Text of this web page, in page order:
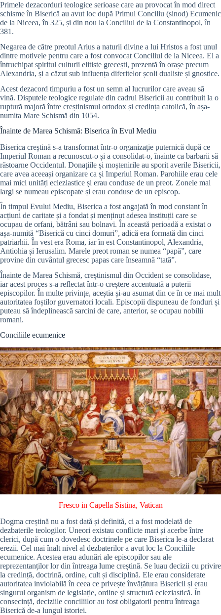
Primele dezacorduri teologice serioase care au provocat în mod direct
schisme în Biserică au avut loc după Primul Conciliu (sinod) Ecumenic
de la Niceea, în 325, și din nou la Conciliul de la Constantinopol, în
381.
Negarea de către preotul Arius a naturii divine a lui Hristos a fost unul
dintre motivele pentru care a fost convocat Conciliul de la Niceea. El a
întruchipat spiritul culturii elitiste grecești, prezentă în orașe precum
Alexandria, și a căzut sub influența diferitelor școli dualiste și gnostice.
Acest dezacord timpuriu a fost un semn al lucrurilor care aveau să
vină. Disputele teologice regulate din cadrul Bisericii au contribuit la o
ruptură majoră între creștinismul ortodox și credința catolică, în așa-
numita Mare Schismă din 1054.
Înainte de Marea Schismă: Biserica în Evul Mediu
Biserica creștină s-a transformat într-o organizație puternică după ce
Imperiul Roman a recunoscut-o și a consolidat-o, înainte ca barbarii să
răstoarne Occidentul. Donațiile și moștenirile au sporit averile Bisericii,
care avea aceeași organizare ca și Imperiul Roman. Parohiile erau cele
mai mici unități ecleziastice și erau conduse de un preot. Zonele mai
largi se numeau episcopate și erau conduse de un episcop.
În timpul Evului Mediu, Biserica a fost angajată în mod constant în
acțiuni de caritate și a fondat și menținut adesea instituții care se
ocupau de orfani, bătrâni sau bolnavi. În această perioadă a existat o
așa-numită “Biserică cu cinci domuri”, adică era formată din cinci
patriarhii. În vest era Roma, iar în est Constantinopol, Alexandria,
Antiohia și Ierusalim. Marele preot roman se numea “papă”, care
provine din cuvântul grecesc papas care înseamnă “tată”.
Înainte de Marea Schismă, creștinismul din Occident se consolidase,
iar acest proces s-a reflectat într-o creștere accentuată a puterii
episcopilor. În multe privințe, aceștia și-au asumat din ce în ce mai mult
autoritatea foștilor guvernatori locali. Episcopii dispuneau de fonduri și
puteau să îndeplinească sarcini de care, anterior, se ocupau nobilii
romani.
Conciliile ecumenice
Fresco in Capella Sistina, Vatican
Dogma creștină nu a fost dată și definită, ci a fost modelată de
dezbaterile teologilor. Uneori existau conflicte mari și acerbe între
clerici, după cum o dovedesc doctrinele pe care Biserica le-a declarat
erezii. Cel mai înalt nivel al dezbaterilor a avut loc la Conciliile
ecumenice. Acestea erau adunări ale episcopilor sau ale
reprezentanților lor din întreaga lume creștină. Se luau decizii cu privire
la credință, doctrină, ordine, cult și disciplină. Ele erau considerate
autoritatea inviolabilă în ceea ce privește învățătura Bisericii și erau
singurul organism de legislație, ordine și structură ecleziastică. În
consecință, deciziile conciliilor au fost obligatorii pentru întreaga
Biserică de-a lungul istoriei.